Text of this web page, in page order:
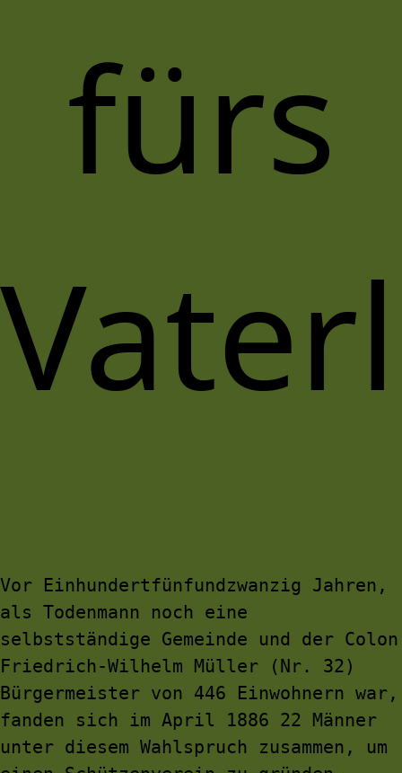
fürs
Vor Einhundertfünfundzwanzig Jahren,
als Todenmann noch eine
selbstständige Gemeinde und der Colon
Friedrich-Wilhelm Müller (Nr. 32)
Bürgermeister von 446 Einwohnern war,
fanden sich im April 1886 22 Männer
unter diesem Wahlspruch zusammen, um